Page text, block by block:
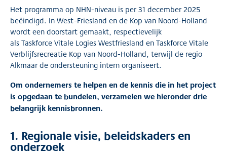
Het programma op NHN-niveau is per 31 december 2025
beëindigd. In West-Friesland en de Kop van Noord-Holland
wordt een doorstart gemaakt, respectievelijk
als Taskforce Vitale Logies Westfriesland en Taskforce Vitale
Verblijfsrecreatie Kop van Noord-Holland, terwijl de regio
Alkmaar de ondersteuning intern organiseert.
Om ondernemers te helpen en de kennis die in het project
is opgedaan te bundelen, verzamelen we hieronder drie
belangrijk kennisbronnen.
1. Regionale visie, beleidskaders en
onderzoek